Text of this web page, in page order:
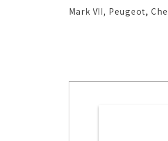
Mark VII, Peugeot,